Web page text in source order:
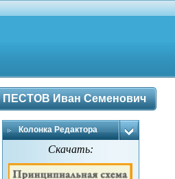
ПЕСТОВ Иван Семенович
Колонка Редактора
Скачать: